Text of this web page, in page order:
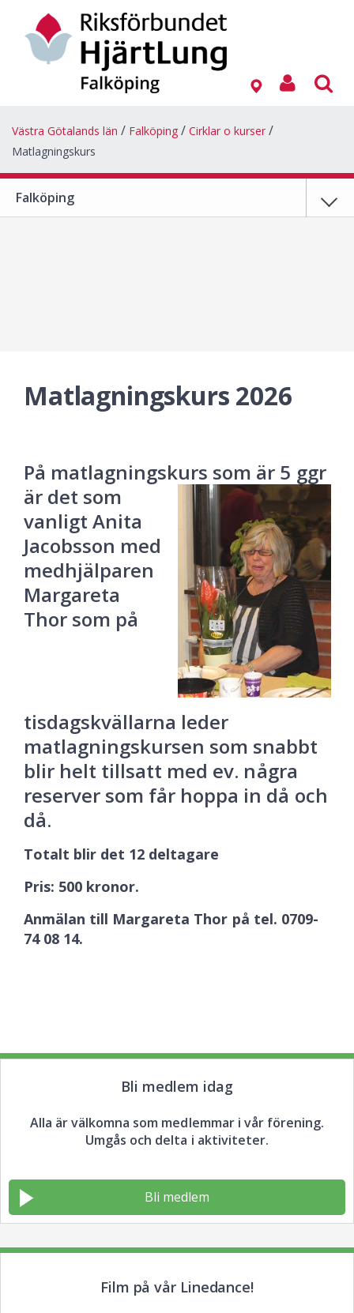
Västra Götalands län Falköping
Cirklar o kurser
Matlagningskurs
Falköping
Matlagningskurs 2026
På matlagningskurs som är 5 ggr
är det som
vanligt Anita
Jacobsson med
medhjälparen
Margareta
Thor som på
tisdagskvällarna leder
matlagningskursen som snabbt
blir helt tillsatt med ev. några
reserver som får hoppa in då och
då.
Totalt blir det 12 deltagare
Pris: 500 kronor.
Anmälan till Margareta Thor på tel. 0709-
74 08 14.
Bli medlem idag
Alla är välkomna som medlemmar i vår förening.
Umgås och delta i aktiviteter.
Bli medlem
Film på vår Linedance!